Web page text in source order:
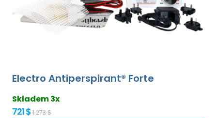
Electro Antiperspirant® Forte
Skladem 3x
721 $ 1 273 $